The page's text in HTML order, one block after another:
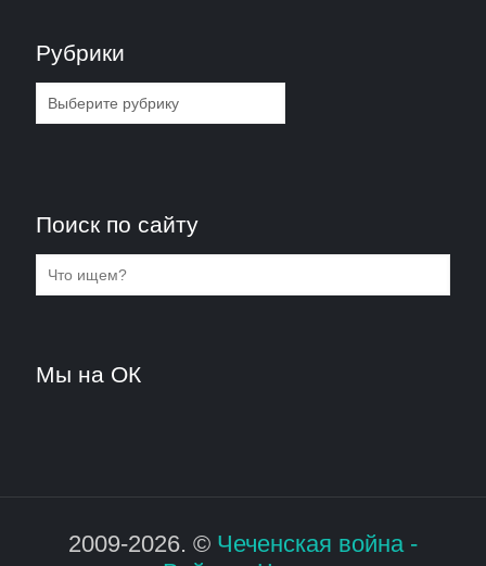
Рубрики
Рубрики
Поиск по сайту
Мы на ОК
2009-2026. © Чеченская война -